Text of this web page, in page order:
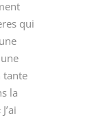
qui
tante
la